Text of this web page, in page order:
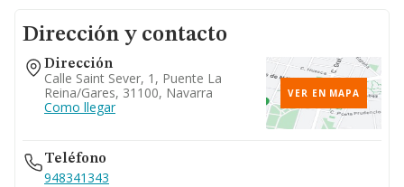
Dirección y contacto
Dirección
Calle Saint Sever, 1, Puente La
Reina/gares, 31100, Navarra
Como llegar
VER EN MAPA
Teléfono
948341343